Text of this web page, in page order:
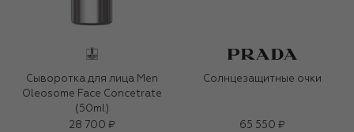
Сыворотка для лица Men
Oleosome Face Concetrate
(50ml)
28 700 ₽
Солнцезащитные очки
65 550 ₽